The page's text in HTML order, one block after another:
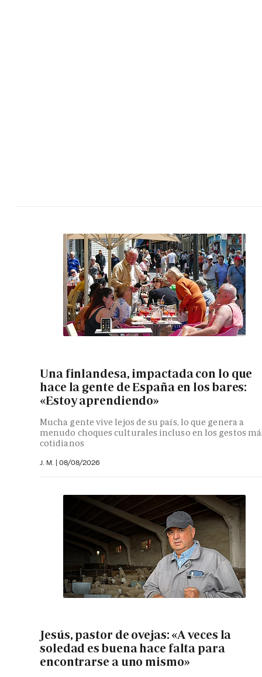
Una finlandesa, impactada con lo que
hace la gente de España en los bares:
«Estoy aprendiendo»
Mucha gente vive lejos de su país, lo que genera a
menudo choques culturales incluso en los gestos
cotidianos
J. M. | 08/08/2026
Jesús, pastor de ovejas: «A veces la
soledad es buena hace falta para
encontrarse a uno mismo»